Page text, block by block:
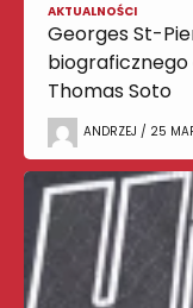
AKTUALNOŚCI
Georges St-
biograficznego
Thomas Soto
ANDRZEJ / 25